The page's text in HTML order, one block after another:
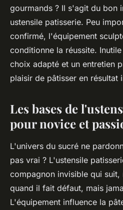
Gabin•5 février 2026•9 min de
gourmands ? Il s'agit du bon
ustensile patisserie. Peu
confirmé, l'équipement
conditionne la réussite.
choix adapté et un entretien
plaisir de pâtisser en résultat
Les bases de
pour novice et
L'univers du sucré ne
pas vrai ? L'ustensile
compagnon invisible qui
quand il fait défaut, mais
L'équipement influence la